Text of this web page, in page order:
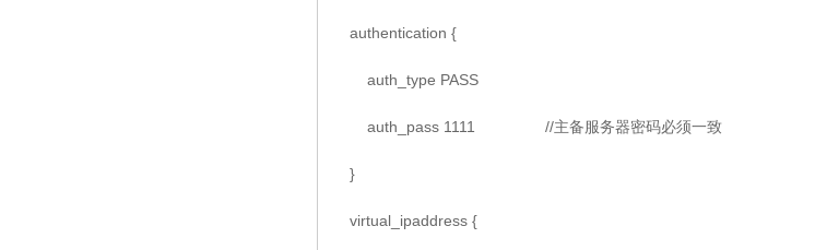
authentication {
auth_type PASS
auth_pass 1111 //主备服务器密码必须一致
}
virtual_ipaddress {